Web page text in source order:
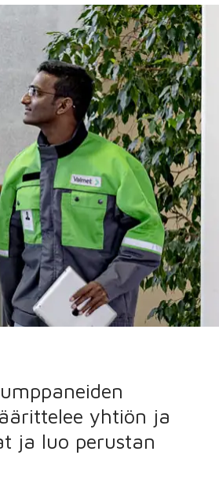
yhtiön ja
ja luo perustan